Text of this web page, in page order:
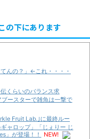
の下にあります
んの？」←これ・・・・
くらいのバランス求
ースターで雑魚は一撃で
Fruit Lab.｣に最終ルー
ャロップ」「じぇりー じ
」が登場！！
NEW!